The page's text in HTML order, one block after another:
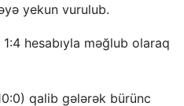
yekun vurulub.
hesabıyla məğlub olaraq
qalib gələrək bürünc